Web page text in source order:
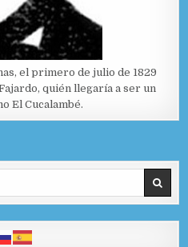
el primero de julio de 1829
quién llegaría a ser un
El Cucalambé.